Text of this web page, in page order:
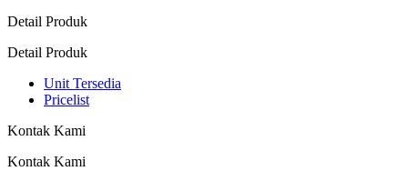
Detail Produk
Detail Produk
Unit Tersedia
Pricelist
Kontak Kami
Kontak Kami